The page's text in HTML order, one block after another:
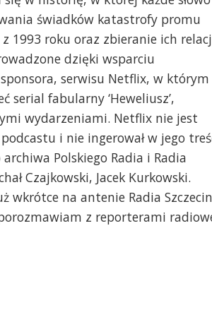
świadków katastrofy promu
z 1993 roku oraz zbieranie ich
dzięki wsparciu
serwisu Netflix, w którym
serial fabularny ‘Heweliusz’,
wydarzeniami. Netflix nie jest
i nie ingerował w jego
Polskiego Radia i Radia
Czajkowski, Jacek Kurkowski.
wkrótce na antenie Radia
z reporterami